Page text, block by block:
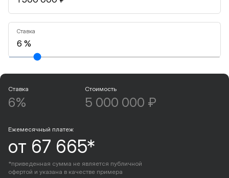
Ставка
Ставка
6%
Стоимость
5 000 000 ₽
Ежемесячный платеж
от 67 665*
*приведенная сумма не является публичной
офертой и указана в качестве примера